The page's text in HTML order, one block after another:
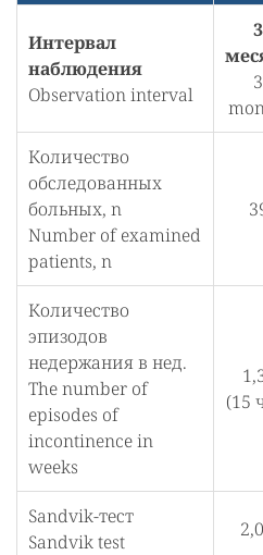
Интервал
наблюдения
Observation interval
3
3
Количество
обследованных
больных, n
Number of examined
patients, n
Количество
эпизодов
недержания в нед.
The number of
episodes of
incontinence in
weeks
(15
Sandvik-тест
Sandvik test